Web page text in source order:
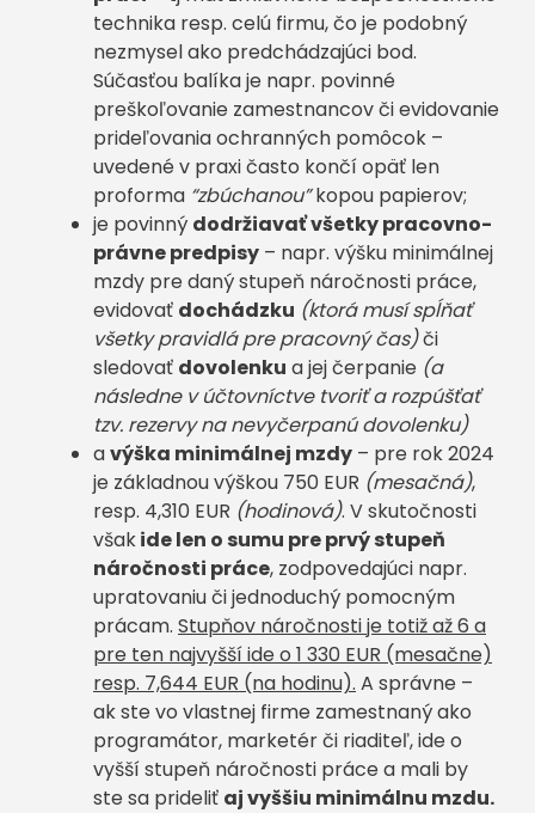
technika resp. celú firmu, čo je podobný
nezmysel ako predchádzajúci bod.
Súčasťou balíka je napr. povinné
preškoľovanie zamestnancov či evidovanie
prideľovania ochranných pomôcok –
uvedené v praxi často končí opäť len
proforma “zbúchanou”kopou papierov;
je povinný dodržiavať všetky pracovno-
právne predpisy – napr. výšku minimálnej
mzdy pre daný stupeň náročnosti práce,
evidovať dochádzku (ktorá musí spĺňať
všetky pravidlá pre pracovný čas)či
sledovať dovolenku a jej čerpanie (a
následne v účtovníctve tvoriť a rozpúšťať
tzv. rezervy na nevyčerpanú dovolenku)
avýška minimálnej mzdy – pre rok 2024
je základnou výškou 750 EUR (mesačná),
resp. 4,310 EUR (hodinová). V skutočnosti
všakide len o sumu pre prvý stupeň
náročnosti práce, zodpovedajúci napr.
upratovaniu či jednoduchý pomocným
prácam. Stupňov náročnosti je totiž až 6 a
pre ten najvyšší ide o 1 330 EUR (mesačne)
resp. 7,644 EUR (na hodinu). A správne –
ak ste vo vlastnej firme zamestnaný ako
programátor, marketér či riaditeľ, ide o
vyšší stupeň náročnosti práce a mali by
ste sa prideliť aj vyššiu minimálnu mzdu.